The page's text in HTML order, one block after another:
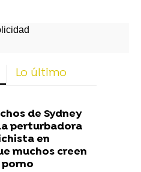
Lo último
de Sydney
perturbadora
en
muchos creen
porno